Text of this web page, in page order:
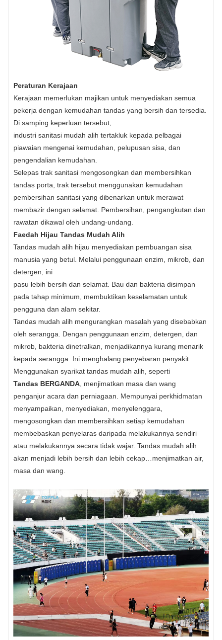
Peraturan Kerajaan
Kerajaan memerlukan majikan untuk menyediakan semua
pekerja dengan kemudahan tandas yang bersih dan tersedia.
Di samping keperluan tersebut,
industri sanitasi mudah alih tertakluk kepada pelbagai
piawaian mengenai kemudahan, pelupusan sisa, dan
pengendalian kemudahan.
Selepas trak sanitasi mengosongkan dan membersihkan
tandas porta, trak tersebut menggunakan kemudahan
pembersihan sanitasi yang dibenarkan untuk merawat
membazir dengan selamat. Pembersihan, pengangkutan dan
rawatan dikawal oleh undang-undang.
Faedah Hijau Tandas Mudah Alih
Tandas mudah alih hijau menyediakan pembuangan sisa
manusia yang betul. Melalui penggunaan enzim, mikrob, dan
detergen, ini
pasu lebih bersih dan selamat. Bau dan bakteria disimpan
pada tahap minimum, membuktikan keselamatan untuk
pengguna dan alam sekitar.
Tandas mudah alih mengurangkan masalah yang disebabkan
oleh serangga. Dengan penggunaan enzim, detergen, dan
mikrob, bakteria dinetralkan, menjadikannya kurang menarik
kepada serangga. Ini menghalang penyebaran penyakit.
Menggunakan syarikat tandas mudah alih, seperti
Tandas BERGANDA , menjimatkan masa dan wang
penganjur acara dan perniagaan. Mempunyai perkhidmatan
menyampaikan, menyediakan, menyelenggara,
mengosongkan dan membersihkan setiap kemudahan
membebaskan penyelaras daripada melakukannya sendiri
atau melakukannya secara tidak wajar. Tandas mudah alih
akan menjadi lebih bersih dan lebih cekap…menjimatkan air,
masa dan wang.